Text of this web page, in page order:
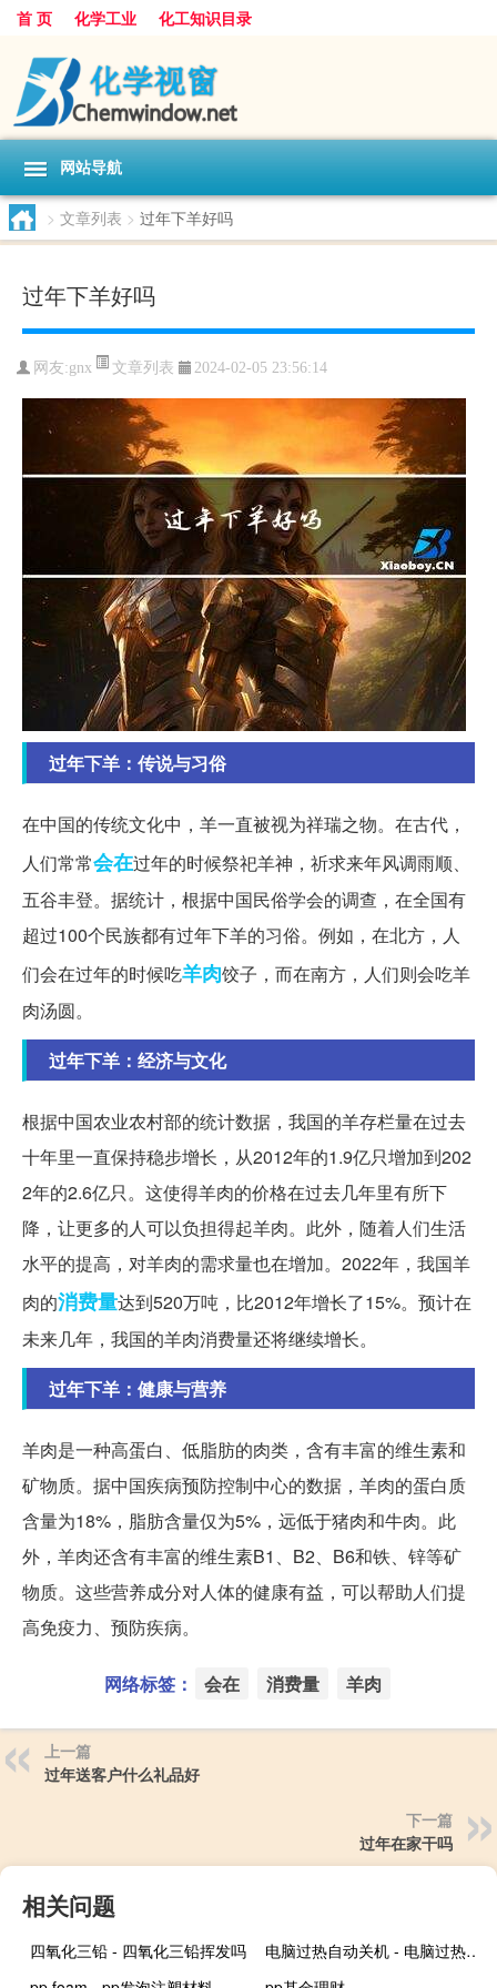
首 页 化学工业 化工知识目录
网站导航
> 文章列表 > 过年下羊好吗
过年下羊好吗
网友:gnx 文章列表 2024-02-05 23:56:14
过年下羊：传说与习俗
在中国的传统文化中，羊一直被视为祥瑞之物。在古代，
人们常常会在过年的时候祭祀羊神，祈求来年风调雨顺、
五谷丰登。据统计，根据中国民俗学会的调查，在全国有
超过100个民族都有过年下羊的习俗。例如，在北方，人
们会在过年的时候吃羊肉饺子，而在南方，人们则会吃羊
肉汤圆。
过年下羊：经济与文化
根据中国农业农村部的统计数据，我国的羊存栏量在过去
十年里一直保持稳步增长，从2012年的1.9亿只增加到202
2年的2.6亿只。这使得羊肉的价格在过去几年里有所下
降，让更多的人可以负担得起羊肉。此外，随着人们生活
水平的提高，对羊肉的需求量也在增加。2022年，我国羊
肉的消费量达到520万吨，比2012年增长了15%。预计在
未来几年，我国的羊肉消费量还将继续增长。
过年下羊：健康与营养
羊肉是一种高蛋白、低脂肪的肉类，含有丰富的维生素和
矿物质。据中国疾病预防控制中心的数据，羊肉的蛋白质
含量为18%，脂肪含量仅为5%，远低于猪肉和牛肉。此
外，羊肉还含有丰富的维生素B1、B2、B6和铁、锌等矿
物质。这些营养成分对人体的健康有益，可以帮助人们提
高免疫力、预防疾病。
网络标签： 会在 消费量 羊肉
上一篇
过年送客户什么礼品好
下一篇
过年在家干吗
相关问题
四氧化三铅 - 四氧化三铅挥发吗
电脑过热自动关机 - 电脑过热自动关机怎么取消